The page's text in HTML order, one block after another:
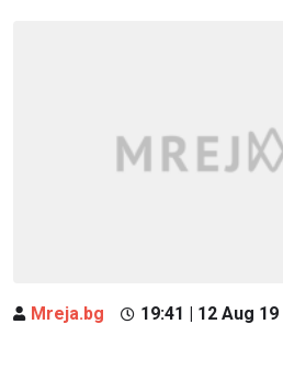
Mreja.bg 19:41 | 12 Aug 19